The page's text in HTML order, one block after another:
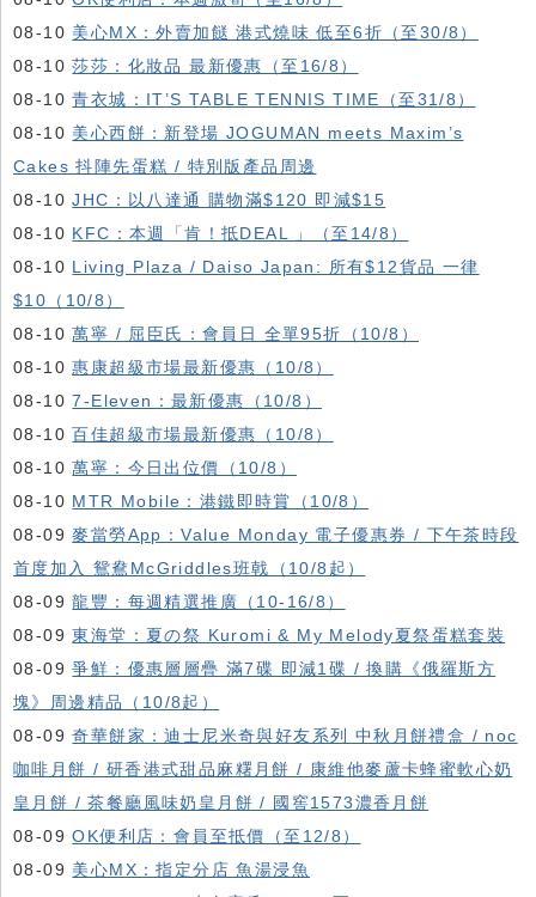
08-10 美心MX：外賣加餸 港式燒味 低至6折（至30/8）
08-10莎莎：化妝品 最新優惠（至16/8）
08-10青衣城：IT’S TABLE TENNIS TIME（至31/8）
08-10 美心西餅：新登場 JOGUMAN meets Maxim’s
Cakes 抖陣先蛋糕 / 特別版產品周邊
08-10JHC：以八達通 購物滿$120 即減$15
08-10 KFC ：本週「肯！抵DEAL 」（至14/8）
08-10 Living Plaza / Daiso Japan: 所有$12貨品 一律
$10（10/8）
08-10萬寧 / 屈臣氏：會員日 全單95折（10/8）
08-10惠康超級市場最新優惠（10/8）
08-107-Eleven：最新優惠（10/8）
08-10百佳超級市場最新優惠（10/8）
08-10萬寧：今日出位價（10/8）
08-10 MTR Mobile：港鐵即時賞（10/8）
08-09麥當勞App：Value Monday 電子優惠券 / 下午茶時段
首度加入 鴛鴦McGriddles班戟（10/8起）
08-09龍豐：每週精選推廣（10-16/8）
08-09東海堂：夏の祭 Kuromi & My Melody夏祭蛋糕套裝
08-09爭鮮：優惠層層疊 滿7碟 即減1碟 / 換購《俄羅斯方
塊》周邊精品（10/8起）
08-09奇華餅家：迪士尼米奇與好友系列 中秋月餅禮盒 / noc
咖啡月餅 / 研香港式甜品麻糬月餅 / 康維他麥蘆卡蜂蜜軟心奶
皇月餅 / 茶餐廳風味奶皇月餅 / 國窖1573濃香月餅
08-09OK便利店：會員至抵價（至12/8）
08-09 美心MX：指定分店 魚湯浸魚